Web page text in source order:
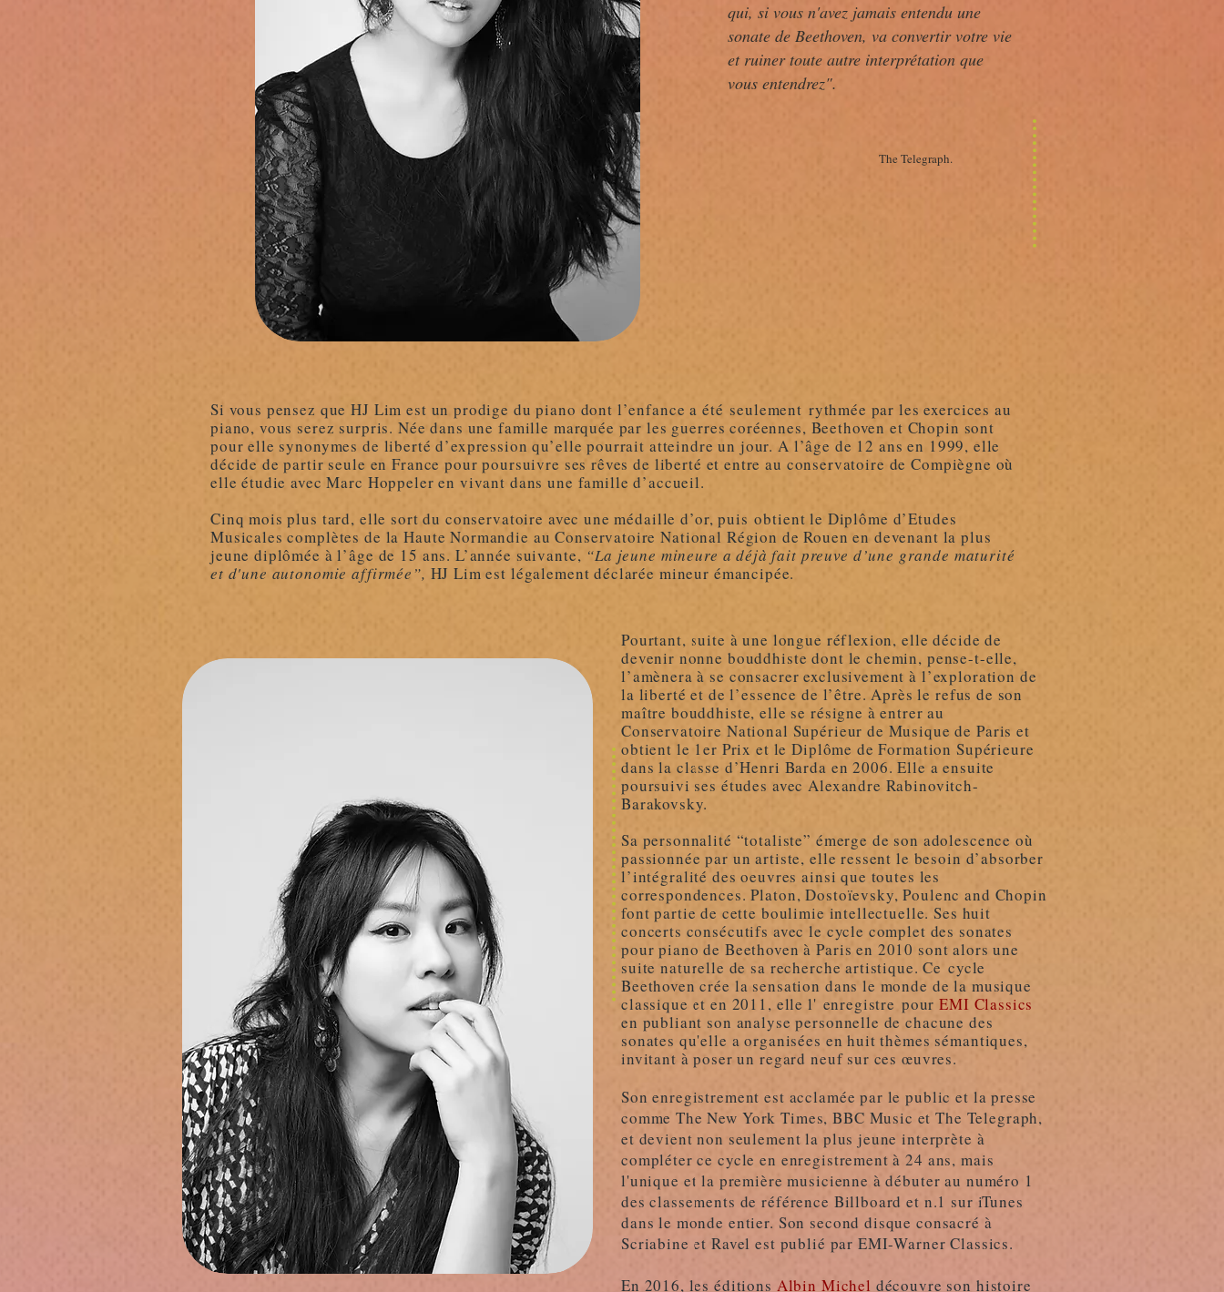
qui, si vous n'avez jamais entendu une
sonate de Beethoven, va convertir votre vie
et ruiner toute autre interprétation que
vous entendrez".
The Telegraph.
Si vous pensez que HJ Lim est un prodige du piano dont l’enfance a été seulement rythmée par les exercices au
piano, vous serez surpris. Née dans une famille marquée par les guerres coréennes, Beethoven et Chopin sont
pour elle synonymes de liberté d’expression qu’elle pourrait atteindre un jour. A l’âge de 12 ans en 1999, elle
décide de partir seule en France pour poursuivre ses rêves de liberté et entre au conservatoire de Compiègne où
elle étudie avec Marc Hoppeler en vivant dans une famille d’accueil.
Cinq mois plus tard, elle sort du conservatoire avec une médaille d’or, puis obtient le Diplôme d’Etudes
Musicales complètes de la Haute Normandie au Conservatoire National Région de Rouen en devenant la plus
jeune diplômée à l’âge de 15 ans. L’année suivante, “La jeune mineure a déjà fait preuve d’une grande maturité
et d'une autonomie affirmée”, HJ Lim est légalement déclarée mineur émancipée.
Pourtant, suite à une longue réflexion, elle décide de
devenir nonne bouddhiste dont le chemin, pense-t-elle,
l’amènera à se consacrer exclusivement à l’exploration de
la liberté et de l’essence de l’être. Après le refus de son
maître bouddhiste, elle se résigne à entrer au
Conservatoire National Supérieur de Musique de Paris et
obtient le 1er Prix et le Diplôme de Formation Supérieure
dans la classe d’Henri Barda en 2006. Elle a ensuite
poursuivi ses études avec Alexandre Rabinovitch-
Barakovsky.
Sa personnalité “totaliste” émerge de son adolescence où
passionnée par un artiste, elle ressent le besoin d’absorber
l’intégralité des oeuvres ainsi que toutes les
correspondences. Platon, Dostoïevsky, Poulenc and Chopin
font partie de cette boulimie intellectuelle. Ses huit
concerts consécutifs avec le cycle complet des sonates
pour piano de Beethoven à Paris en 2010 sont alors une
suite naturelle de sa recherche artistique. Ce cycle
Beethoven crée la sensation dans le monde de la musique
classique et en 2011, elle l' enregistre pourEMI Classics
en publiant son analyse personnelle de chacune des
sonates qu'elle a organisées en huit thèmes sémantiques,
invitant à poser un regard neuf sur ces œuvres.
Son enregistrement est acclamée par le public et la presse
comme The New York Times, BBC Music et The Telegraph,
et devient non seulement la plus jeune interprète à
compléter ce cycle en enregistrement à 24 ans, mais
l'unique et la première musicienne à débuter au numéro 1
des classements de référence Billboard et n.1 sur iTunes
dans le monde entier. Son second disque consacré à
Scriabine et Ravel est publié par EMI-Warner Classics.
En 2016, les éditions Albin Michel découvre son histoire